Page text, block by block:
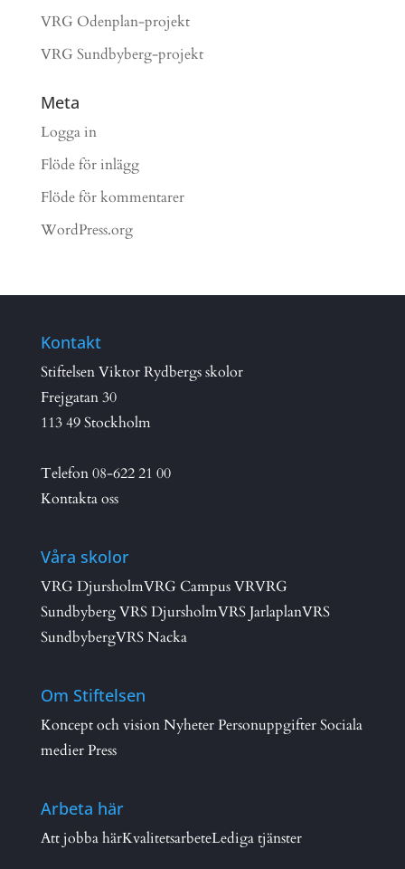
VRG Odenplan-projekt
VRG Sundbyberg-projekt
Meta
Logga in
Flöde för inlägg
Flöde för kommentarer
WordPress.org
Kontakt
Stiftelsen Viktor Rydbergs skolor
Frejgatan 30
113 49 Stockholm
Telefon08-622 21 00
Kontakta oss
Våra skolor
VRG DjursholmVRG Campus VRVRG
SundbybergVRS DjursholmVRS JarlaplanVRS
SundbybergVRS Nacka
Om Stiftelsen
Koncept och visionNyheterPersonuppgifterSociala
medierPress
Arbeta här
Att jobba härKvalitetsarbeteLediga tjänster